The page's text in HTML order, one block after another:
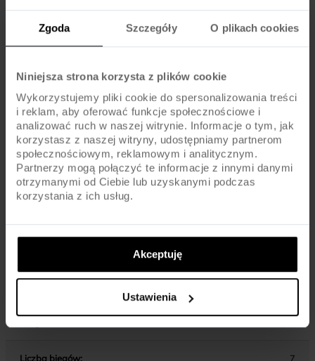
Zgoda Szczegóły O plikach cookies
Niniejsza strona korzysta z plików cookie
Wykorzystujemy pliki cookie do spersonalizowania treści
i reklam, aby oferować funkcje społecznościowe i
analizować ruch w naszej witrynie. Informacje o tym, jak
korzystasz z naszej witryny, udostępniamy partnerom
społecznościowym, reklamowym i analitycznym.
Partnerzy mogą połączyć te informacje z innymi danymi
otrzymanymi od Ciebie lub uzyskanymi podczas
korzystania z ich usług.
Akceptuję
Ustawienia
Hamulce: V-BRAKE / ALU
Dźwignie hamulca: ALU / JUNIOR TYPE
Pedały : STANDARD
Kierownica: STEEL / 540MM
Chwyty kierownicy:
Liczba biegów: 7